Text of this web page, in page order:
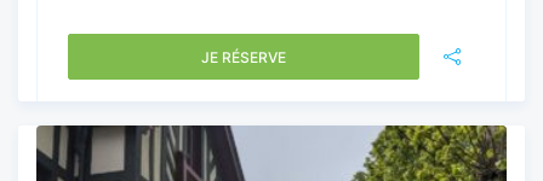
JE RÉSERVE